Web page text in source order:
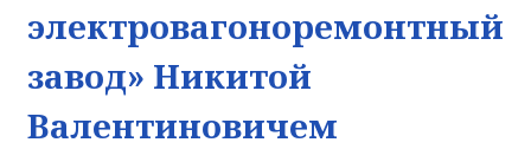
электровагоноремонтный
завод» Никитой
Валентиновичем